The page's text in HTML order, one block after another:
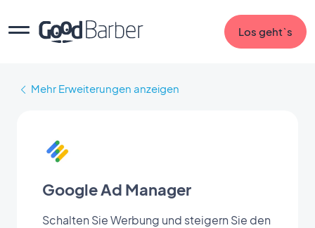
Los geht`s
Mehr Erweiterungen anzeigen
Google Ad Manager
Schalten Sie Werbung und steigern Sie den